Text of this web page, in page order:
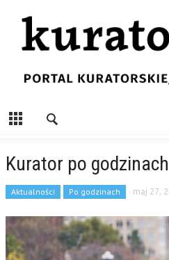
Kurator po
Aktualności Po godzinach maj 27,